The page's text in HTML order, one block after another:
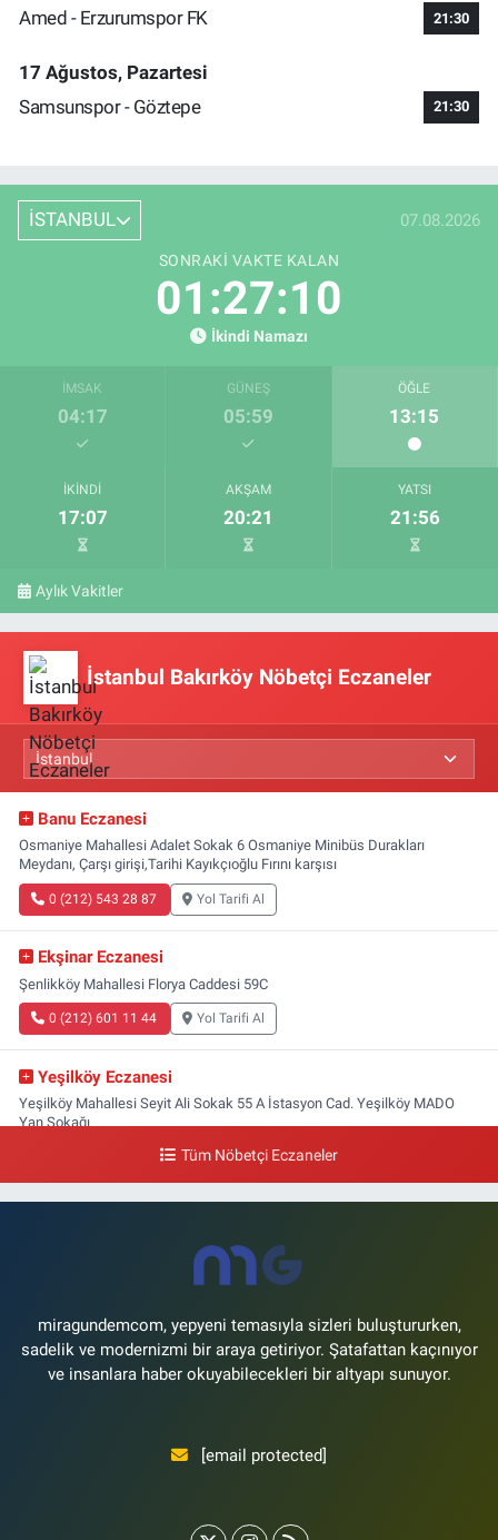
Amed - Erzurumspor FK 21:30
17 Ağustos, Pazartesi
Samsunspor - Göztepe
21:30
İSTANBUL 07.08.2026
SONRAKI VAKTE KALAN
01:27:09
İkindi Namazı
İMSAK
04:17
GÜNEŞ
05:59
ÖĞLE
13:15
İKINDI
17:07
AKŞAM
20:21
YATSI
21:56
Aylık Vakitler
İstanbul Bakırköy Nöbetçi Eczaneler
Banu Eczanesi
Osmaniye Mahallesi Adalet Sokak 6 Osmaniye Minibüs Durakları
Meydanı, Çarşı girişi,Tarihi Kayıkçıoğlu Fırını karşısı
0 (212) 543 28 87 Yol Tarifi Al
Ekşinar Eczanesi
Şenlikköy Mahallesi Florya Caddesi 59C
0 (212) 601 11 44 Yol Tarifi Al
Yeşilköy Eczanesi
Yeşilköy Mahallesi Seyit Ali Sokak 55 A İstasyon Cad. Yeşilköy MADO
Yan Sokağı
Yol Tarifi Al
Ataköy 3-4-11. Kısım Mahallesi Dr. Remzi Kazancıgil Caddesi Ataköy
4.Kısım Çarşısı No:12 Ataköy 4.Kısım Çarşısı
Tüm Nöbetçi Eczaneler
miragundemcom, yepyeni temasıyla sizleri buluştururken,
sadelik ve modernizmi bir araya getiriyor. Şatafattan kaçınıyor
ve insanlara haber okuyabilecekleri bir altyapı sunuyor.
[email protected]